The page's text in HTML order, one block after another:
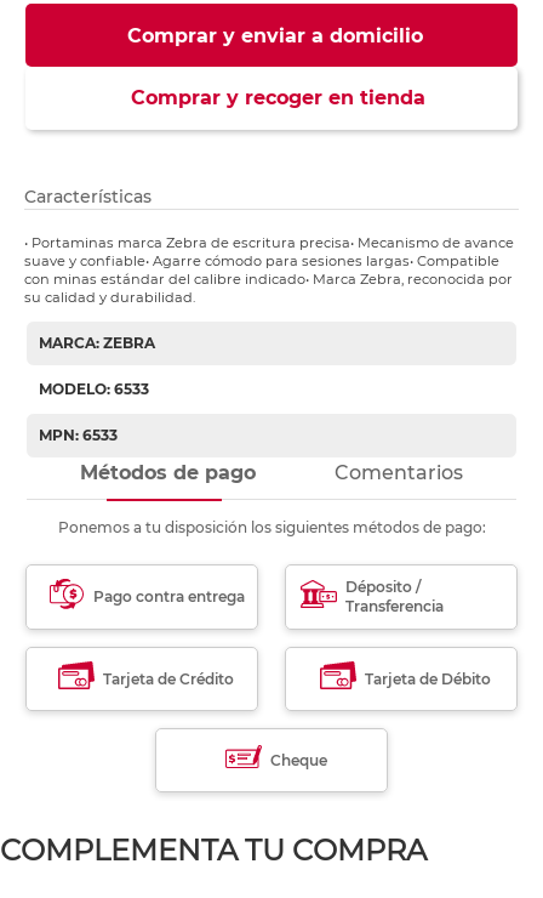
Comprar y enviar a domicilio
Comprar y recoger en tienda
Características
• Portaminas marca Zebra de escritura precisa• Mecanismo de avance
suave y confiable• Agarre cómodo para sesiones largas• Compatible
con minas estándar del calibre indicado• Marca Zebra, reconocida por
su calidad y durabilidad.
MARCA: ZEBRA
MODELO: 6533
MPN: 6533
Métodos de pago Comentarios
Ponemos a tu disposición los siguientes métodos de pago:
Pago contra entrega
Déposito /
Transferencia
Tarjeta de Crédito Tarjeta de Débito
Cheque
COMPLEMENTA TU COMPRA